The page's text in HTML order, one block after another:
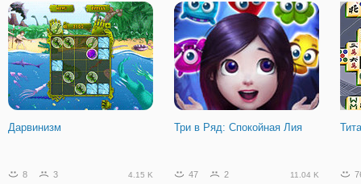
Дарвинизм Три в Ряд: Спокойная Лия
8 3 4.15 K 47 2 11.04 K